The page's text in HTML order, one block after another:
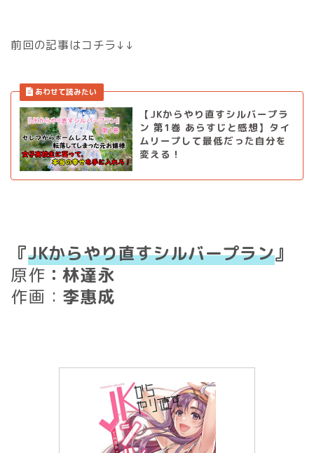
前回の記事はコチラ↓↓
【JKからやり直すシルバープラ
ン 第1巻 あらすじと感想】タイ
ムリープして最低だった自分を
変える！
『JKからやり直すシルバープラン』
原作 ：林達永
作画： 李惠成